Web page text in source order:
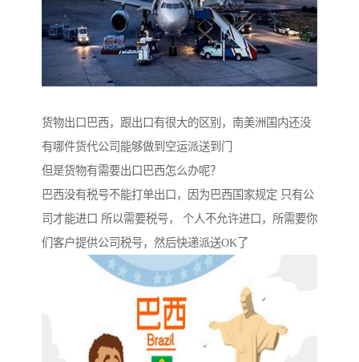
货物出口巴西，跟出口有很大的区别，南美洲国内还没
有哪件货代公司能够做到空运派送到门
但是货物有需要出口巴西怎么办呢？
巴西没有税号不能打单出口，因为巴西国家规定 只有公
司才能进口 所以需要税号， 个人不允许进口，所需要你
们客户提供公司税号，然后快递派送OK了